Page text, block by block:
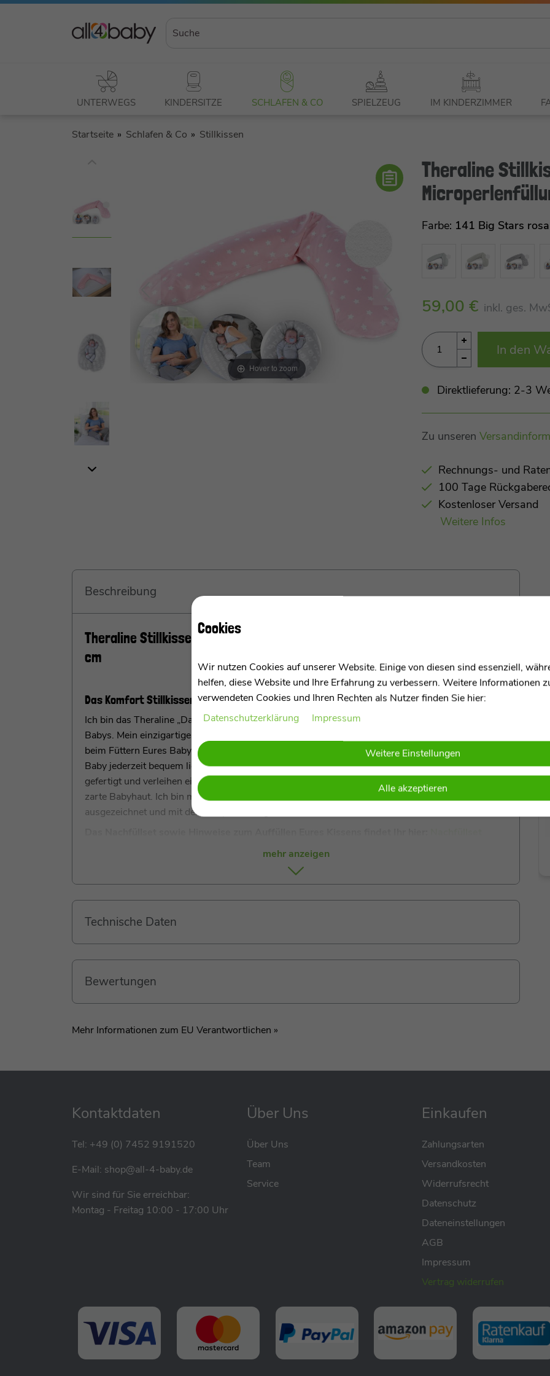
UNTERWEGS KINDERSITZE SCHLAFEN & CO SPIELZEUG IM KINDERZIMMER
Startseite Schlafen & Co Stillkissen
Theraline
Hover to zoom
Farbe: 141 Big Stars rosa
59,00 € inkl. ges.
In den
Direktlieferung: 2-3
Zu unseren
Rechnungs- und
100 Tage
Kostenloser Versand
Weitere Infos
Beschreibung
Theraline Stillkissen "Das Komfort" mit Microperlenfüllung inkl. Bezug 180
cm
Das Komfort Stillkissen mit Microperlenfüllung
Ich bin das Theraline „Das Komfort“ Stillkissen und biete Komfort beim Füttern und pflegen Eures
Babys. Mein einzigartiges ergonomisches Design bietet Euch maximalen Komfort und Stabilität
beim Füttern Eures Babys. Mit meinen ultraweichen Mikroperlenkönnt Ihr sicher sein, dass Euer
Baby jederzeit bequem liegt und gestützt wird. Meinehochwertigen Bezügesind aus Stoffen
gefertigt und verleihen eine kuschelig weiche Stoffoberfläche, so weich wie ein Pfirsich oder
zarte Babyhaut. Ich bin mit der vom ÖKOTEST Magazin ausgezeichneten Bestnote „sehr gut“
ausgezeichnet und mit dem Toxproof-Siegel für Stillkissen zertifiziert.
mehr anzeigen
Technische Daten
Bewertungen
Mehr Informationen zum EU Verantwortlichen »
Kontaktdaten
Tel: +49 (0) 7452 9191520
E-Mail: shop@all-4-baby.de
Wir sind für Sie erreichbar:
Montag - Freitag 10:00 - 17:00 Uhr
Über Uns
Über Uns
Team
Service
Einkaufen
Zahlungsarten
Versandkosten
Widerrufsrecht
Datenschutz
Dateneinstellungen
AGB
Impressum
Vertrag widerrufen
Cookies
Wir nutzen Cookies auf unserer Website. Einige von diesen sind essenziell,
helfen, diese Website und Ihre Erfahrung zu verbessern. Weitere Informationen
verwendeten Cookies und Ihren Rechten als Nutzer finden Sie hier:
Daten­schutz­erklärung
Impressum
Weitere Einstellungen
Alle akzeptieren